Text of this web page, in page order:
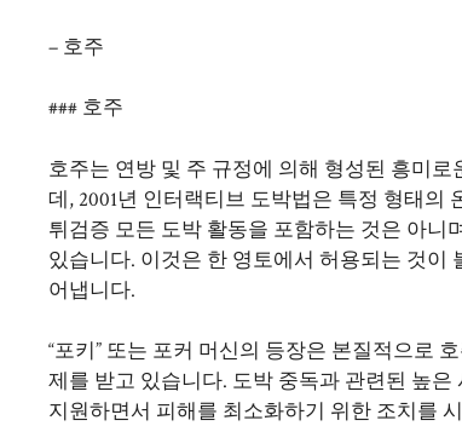
– 호주
### 호주
호주는 연방 및 주 규정에 의해 형성된 흥미
데, 2001년 인터랙티브 도박법은 특정 형태
튀검증 모든 도박 활동을 포함하는 것은 아니
있습니다. 이것은 한 영토에서 허용되는 것이
어냅니다.
“포키” 또는 포커 머신의 등장은 본질적으로
제를 받고 있습니다. 도박 중독과 관련된 높
지원하면서 피해를 최소화하기 위한 조치를